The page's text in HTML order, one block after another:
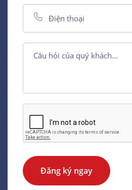
Đăng ký ngay